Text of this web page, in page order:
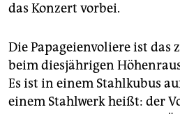
das Konzert vorbei.
Die Papageienvoliere ist das
beim diesjährigen
Es ist in einem Stahlkubus
einem Stahlwerk heißt: der